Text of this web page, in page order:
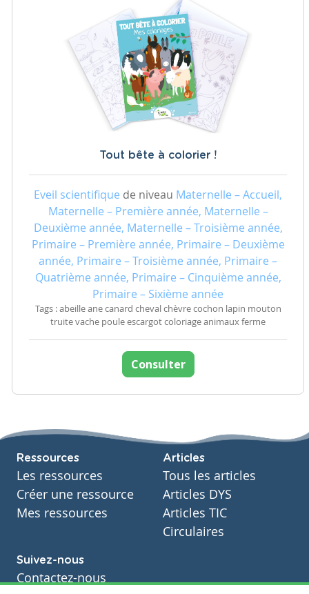
Tout bête à colorier !
Eveil scientifique de niveau Maternelle – Accueil,
Maternelle – Première année, Maternelle –
Deuxième année, Maternelle – Troisième année,
Primaire – Première année, Primaire – Deuxième
année, Primaire – Troisième année, Primaire –
Quatrième année, Primaire – Cinquième année,
Primaire – Sixième année
Tags : abeille ane canard cheval chèvre cochon lapin mouton
truite vache poule escargot coloriage animaux ferme
Consulter
Ressources
Les ressources
Créer une ressource
Mes ressources
Articles
Tous les articles
Articles DYS
Articles TIC
Circulaires
Suivez-nous
Contactez-nous